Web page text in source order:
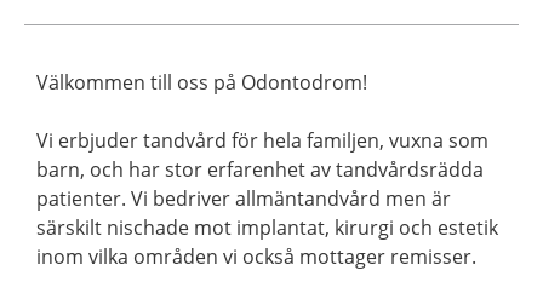
Välkommen till oss på Odontodrom!
Vi erbjuder tandvård för hela familjen, vuxna som
barn, och har stor erfarenhet av tandvårdsrädda
patienter. Vi bedriver allmäntandvård men är
särskilt nischade mot implantat, kirurgi och estetik
inom vilka områden vi också mottager remisser.